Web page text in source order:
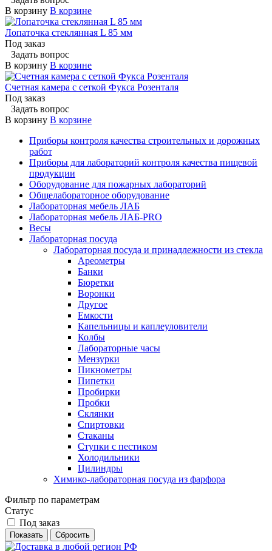
В корзину В корзине
Лопаточка стеклянная L 85 мм
Под заказ
Задать вопрос
В корзину В корзине
Счетная камера с сеткой Фукса Розенталя
Под заказ
Задать вопрос
В корзину В корзине
Приборы контроля качества строительных и дорожных
работ
Приборы для лабораторий контроля качества пищевой
продукции
Оборудование для пожарных лабораторий
Общелабораторное оборудование
Лабораторная мебель ЛАБ
Лабораторная мебель ЛАБ-PRO
Весы
Лабораторная посуда
Лабораторная посуда и принадлежности из стекла
Ареометры
Банки
Бюретки
Воронки
Другое
Емкости
Капельницы и каплеуловители
Колбы
Лабораторные часы
Мензурки
Пикнометры
Пипетки
Пробирки
Пробки
Склянки
Спиртовки
Стаканы
Ступки с пестиком
Холодильники
Цилиндры
Химико-лабораторная посуда из фарфора
Фильтр по параметрам
Статус
Под заказ
Сбросить